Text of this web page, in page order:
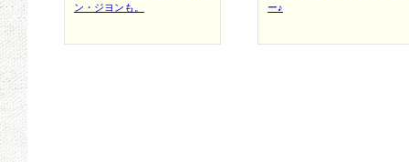
ン・ジヨンも。
ー♪